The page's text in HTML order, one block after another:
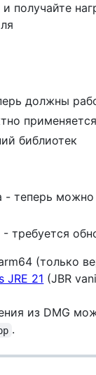
получайте
должны
библиотек
- теперь
требуется
(только
JRE 21 (JBR
из DMG
.